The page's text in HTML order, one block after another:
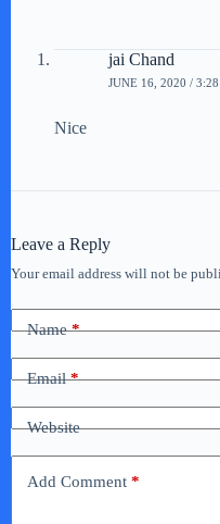
jai Chand
JUNE 16, 2020 /
Nice
Leave a Reply
Your email address will not be
Name*
Email*
Website
Add Comment *